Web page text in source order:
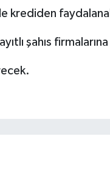
krediden
şahıs